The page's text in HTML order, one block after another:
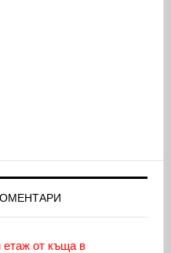
от къща в